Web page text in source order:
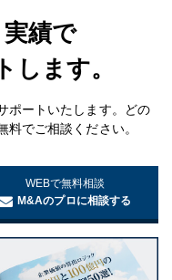
績で
します。
ポートいたします。どの
でご相談ください。
WEBで無料相談
M&Aのプロに相談する